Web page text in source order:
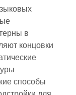
в
концовки
способы